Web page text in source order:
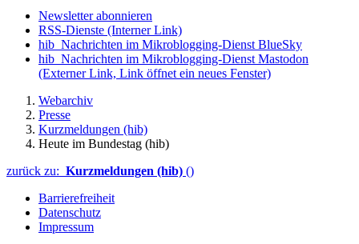
Newsletter abonnieren
RSS-Dienste (Interner Link)
hib_Nachrichten im Mikroblogging-Dienst BlueSky
hib_Nachrichten im Mikroblogging-Dienst Mastodon
(Externer Link, Link öffnet ein neues Fenster)
Webarchiv
Presse
Kurzmeldungen (hib)
Heute im Bundestag (hib)
zurück zu: Kurzmeldungen (hib) ()
Barrierefreiheit
Datenschutz
Impressum